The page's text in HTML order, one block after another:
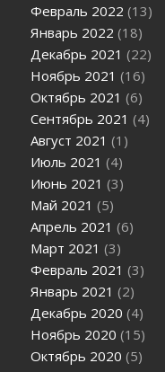
Февраль 2022 (13)
Январь 2022 (18)
Декабрь 2021 (22)
Ноябрь 2021 (16)
Октябрь 2021 (6)
Сентябрь 2021 (4)
Август 2021 (1)
Июль 2021 (4)
Июнь 2021 (3)
Май 2021 (5)
Апрель 2021 (6)
Март 2021 (3)
Февраль 2021 (3)
Январь 2021 (2)
Декабрь 2020 (4)
Ноябрь 2020 (15)
Октябрь 2020 (5)